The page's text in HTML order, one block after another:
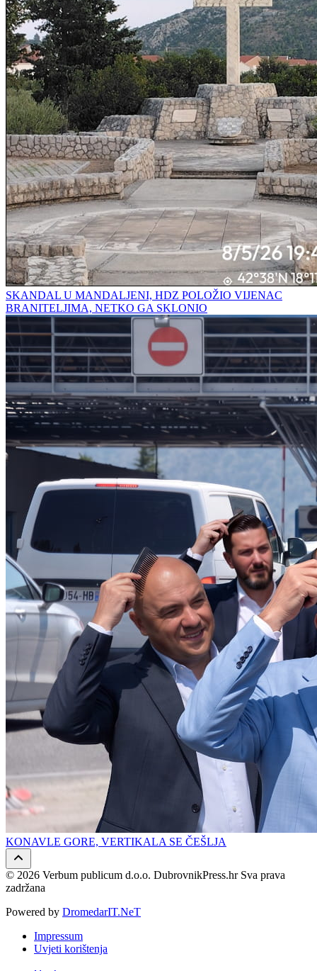
SKANDAL U MANDALJENI, HDZ POLOŽIO VIJENAC
BRANITELJIMA, NETKO GA SKLONIO
KONAVLE GORE, VERTIKALA SE ČEŠLJA
© 2026 Verbum publicum d.o.o. DubrovnikPress.hr Sva prava
zadržana
Powered by DromedarIT.NeT
Impressum
Uvjeti korištenja